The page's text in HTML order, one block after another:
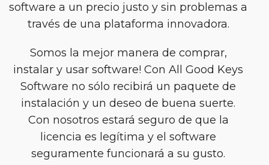
software a un precio justo y sin problemas a
través de una plataforma innovadora.
Somos la mejor manera de comprar,
instalar y usar software! Con All Good Keys
Software no sólo recibirá un paquete de
instalación y un deseo de buena suerte.
Con nosotros estará seguro de que la
licencia es legítima y el software
seguramente funcionará a su gusto.